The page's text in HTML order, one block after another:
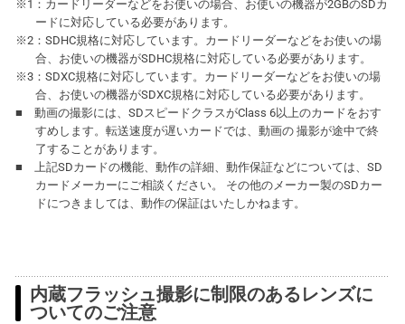
※1：カードリーダーなどをお使いの場合、お使いの機器が2GBのSDカ
ードに対応している必要があります。
※2：SDHC規格に対応しています。カードリーダーなどをお使いの場
合、お使いの機器がSDHC規格に対応している必要があります。
※3：SDXC規格に対応しています。カードリーダーなどをお使いの場
合、お使いの機器がSDXC規格に対応している必要があります。
■ 動画の撮影には、SDスピードクラスがClass 6以上のカードをおす
すめします。転送速度が遅いカードでは、動画の 撮影が途中で終
了することがあります。
■ 上記SDカードの機能、動作の詳細、動作保証などについては、SD
カードメーカーにご相談ください。 その他のメーカー製のSDカー
ドにつきましては、動作の保証はいたしかねます。
内蔵フラッシュ撮影に制限のあるレンズに
ついてのご注意